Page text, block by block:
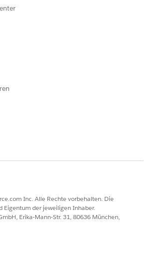
MITHILFE DIESES ARTIKELS
damit wir uns verbessern können.
Inc. Alle Rechte vorbehalten. Die
Eigentum der jeweiligen Inhaber.
Erika-Mann-Str. 31, 80636 München,